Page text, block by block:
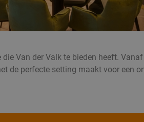
Van der Valk te bieden heeft.
de perfecte setting maakt voor een